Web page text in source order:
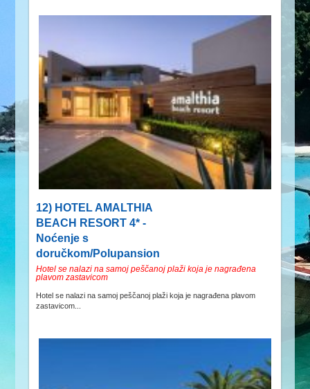
12) HOTEL AMALTHIA
BEACH RESORT 4* -
Noćenje s
doručkom/Polupansion
Hotel se nalazi na samoj peščanoj plaži koja je nagrađena
plavom zastavicom
Hotel se nalazi na samoj peščanoj plaži koja je nagrađena plavom
zastavicom...